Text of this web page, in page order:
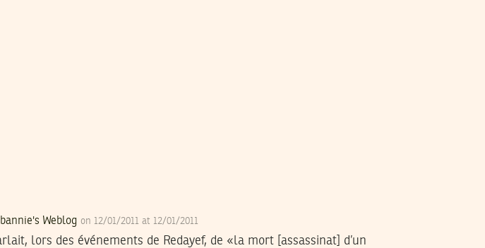
Weblog on 12/01/2011 at 12/01/2011
lors des événements de Redayef, de «la mort [assassinat] d’un